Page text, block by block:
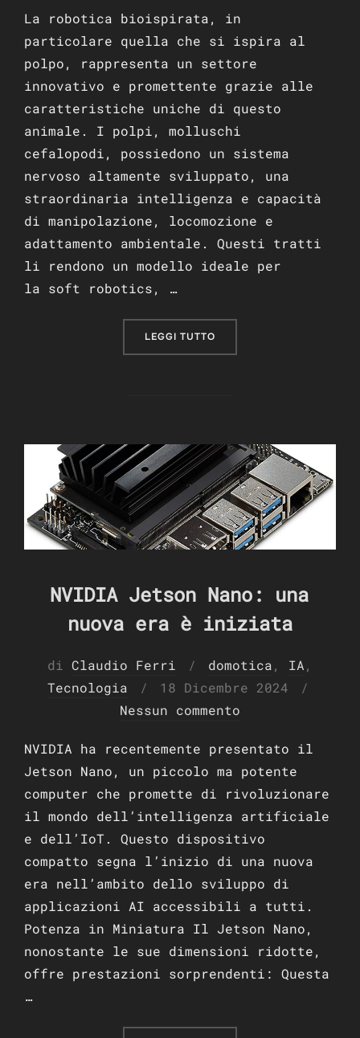
La robotica bioispirata, in
particolare quella che si ispira al
polpo, rappresenta un settore
innovativo e promettente grazie alle
caratteristiche uniche di questo
animale. I polpi, molluschi
cefalopodi, possiedono un sistema
nervoso altamente sviluppato, una
straordinaria intelligenza e capacità
di manipolazione, locomozione e
adattamento ambientale. Questi tratti
li rendono un modello ideale per
la soft robotics, …
LEGGI TUTTO
NVIDIA Jetson Nano: una
nuova era è iniziata
di Claudio Ferri domotica, IA,
Tecnologia
Pubblicato
il
18 Dicembre 2024
Nessun commento
NVIDIA ha recentemente presentato il
Jetson Nano, un piccolo ma potente
computer che promette di rivoluzionare
il mondo dell’intelligenza artificiale
e dell’IoT. Questo dispositivo
compatto segna l’inizio di una nuova
era nell’ambito dello sviluppo di
applicazioni AI accessibili a tutti.
Potenza in Miniatura Il Jetson Nano,
nonostante le sue dimensioni ridotte,
offre prestazioni sorprendenti: Questa
…